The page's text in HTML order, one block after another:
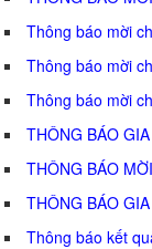
Thông báo mời
Thông báo mời
Thông báo mời
THÔNG BÁO
THÔNG BÁO
THÔNG BÁO
Thông báo kết